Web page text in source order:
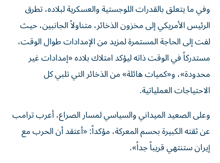
وفي ما يتعلق بالقدرات اللوجستية والعسكرية لبلاده، تطرق
الرئيس الأمريكي إلى مخزون الذخائر، متناولاً الجانبين، حيث
لفت إلى الحاجة المستمرة لمزيد من الإمدادات طوال الوقت،
مستدركاً في الوقت ذاته ليؤكد امتلاك بلاده «إمدادات غير
محدودة»، و«كميات هائلة» من الذخائر التي تلبي كل
الاحتياجات العملياتية.
وعلى الصعيد الميداني والسياسي لمسار الصراع، أعرب ترامب
عن ثقته الكبيرة بحسم المعركة، مؤكداً: «أعتقد أن الحرب مع
إيران ستنتهي قريباً جداً».